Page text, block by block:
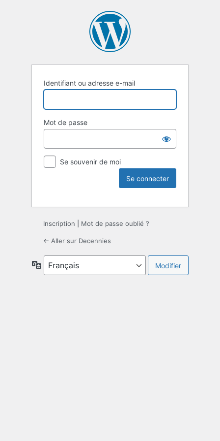
Identifiant ou adresse e-mail
Mot de passe
Se souvenir de moi
Inscription Mot de passe oublié ?
← Aller sur Decennies
Langue